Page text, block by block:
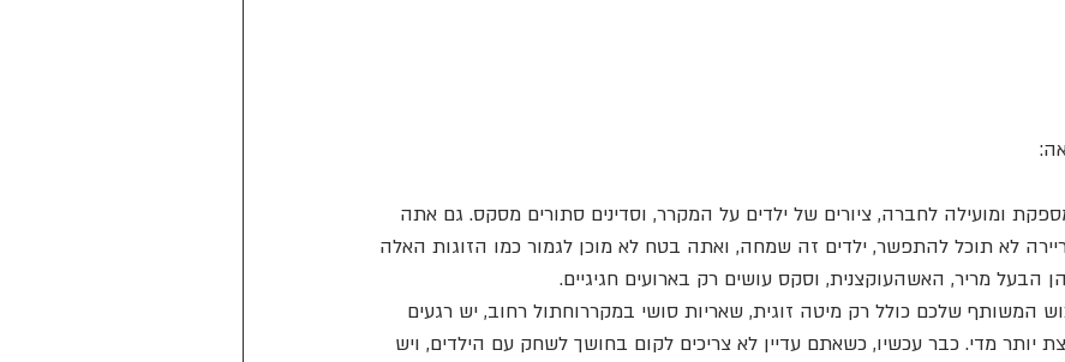
ומועילה לחברה, ציורים של ילדים על המקרר, וסדינים סתורים מסקס. גם אתה
לא תוכל להתפשר, ילדים זה שמחה, ואתה בטח לא מוכן לגמור כמו הזוגות האלה
הבעל מריר, האשהעוקצנית, וסקס עושים רק בארועים חגיגיים.
המשותף שלכם כולל רק מיטה זוגית, שאריות סושי במקררוחתול רחוב, יש רגעים
מדי. כבר עכשיו, כשאתם עדיין לא צריכים לקום בחושך לשחק עם הילדים, ויש